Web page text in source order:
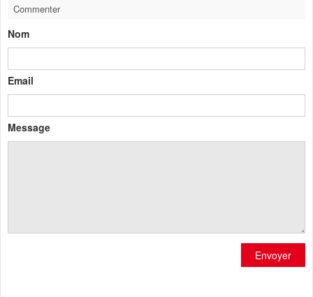
Commenter
Nom
Email
Message
Envoyer